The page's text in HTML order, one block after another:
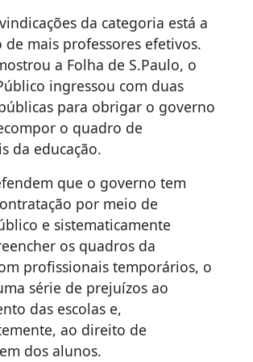
da categoria está a
de mais professores efetivos.
a Folha de S.Paulo, o
ingressou com duas
para obrigar o governo
o quadro de
da educação.
que o governo tem
por meio de
e sistematicamente
os quadros da
profissionais temporários, o
série de prejuízos ao
das escolas e,
ao direito de
dos alunos.